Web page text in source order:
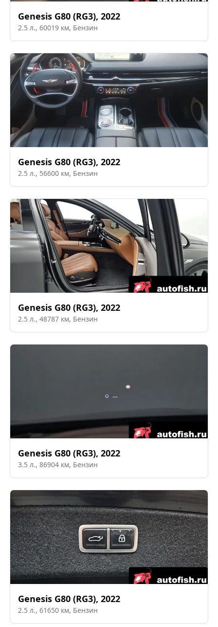
Genesis G80 (RG3), 2022
2.5 л., 60019 км, Бензин
Genesis G80 (RG3), 2022
2.5 л., 56600 км, Бензин
Genesis G80 (RG3), 2022
2.5 л., 48787 км, Бензин
Genesis G80 (RG3), 2022
3.5 л., 86904 км, Бензин
Genesis G80 (RG3), 2022
2.5 л., 61650 км, Бензин